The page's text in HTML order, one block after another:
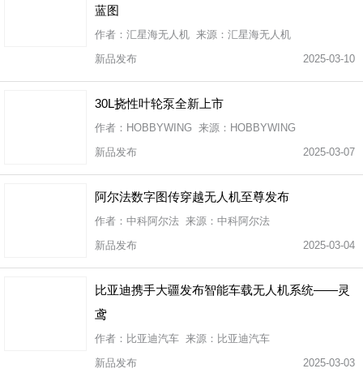
蓝图
作者：汇星海无人机 来源：汇星海无人机
新品发布
2025-03-10
30L挠性叶轮泵全新上市
作者：HOBBYWING 来源：HOBBYWING
新品发布
2025-03-07
阿尔法数字图传穿越无人机至尊发布
作者：中科阿尔法 来源：中科阿尔法
新品发布
2025-03-04
比亚迪携手大疆发布智能车载无人机系统——灵
鸢
作者：比亚迪汽车 来源：比亚迪汽车
新品发布
2025-03-03